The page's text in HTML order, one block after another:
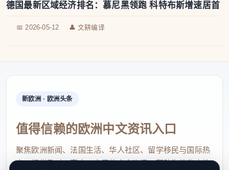
德国最新区域经济排名：慕尼黑领跑 科特布斯增速居首
📅 2026-05-12 👤 文耕编译
新欧洲 · 欧洲头条
值得信赖的欧洲中文资讯入口
聚焦欧洲新闻、法国生活、华人社区、留学移民与国际热
点，提供及时、真实、实用的中文资讯，帮助海外华人快